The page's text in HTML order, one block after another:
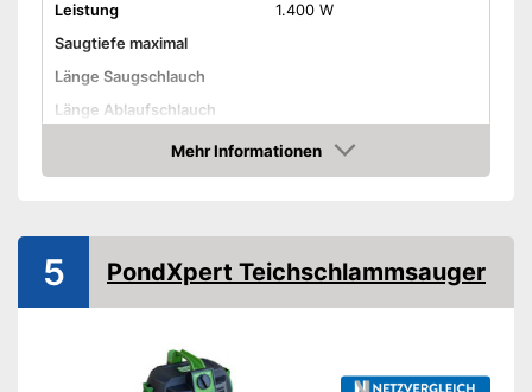
Leistung
1.400 W
Saugtiefe maximal
Länge Saugschlauch
Länge Ablaufschlauch
Länge Kabel
Mehr Informationen
Amazon
5 PondXpert Teichschlammsauger